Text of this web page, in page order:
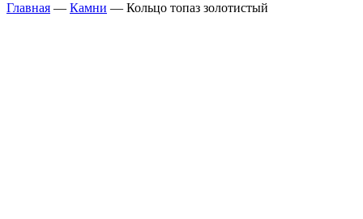
Главная — Камни — Кольцо топаз золотистый